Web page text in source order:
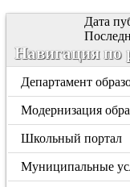
Дата
Навигация по
Департамент
Модернизация
Школьный портал
Муниципальные